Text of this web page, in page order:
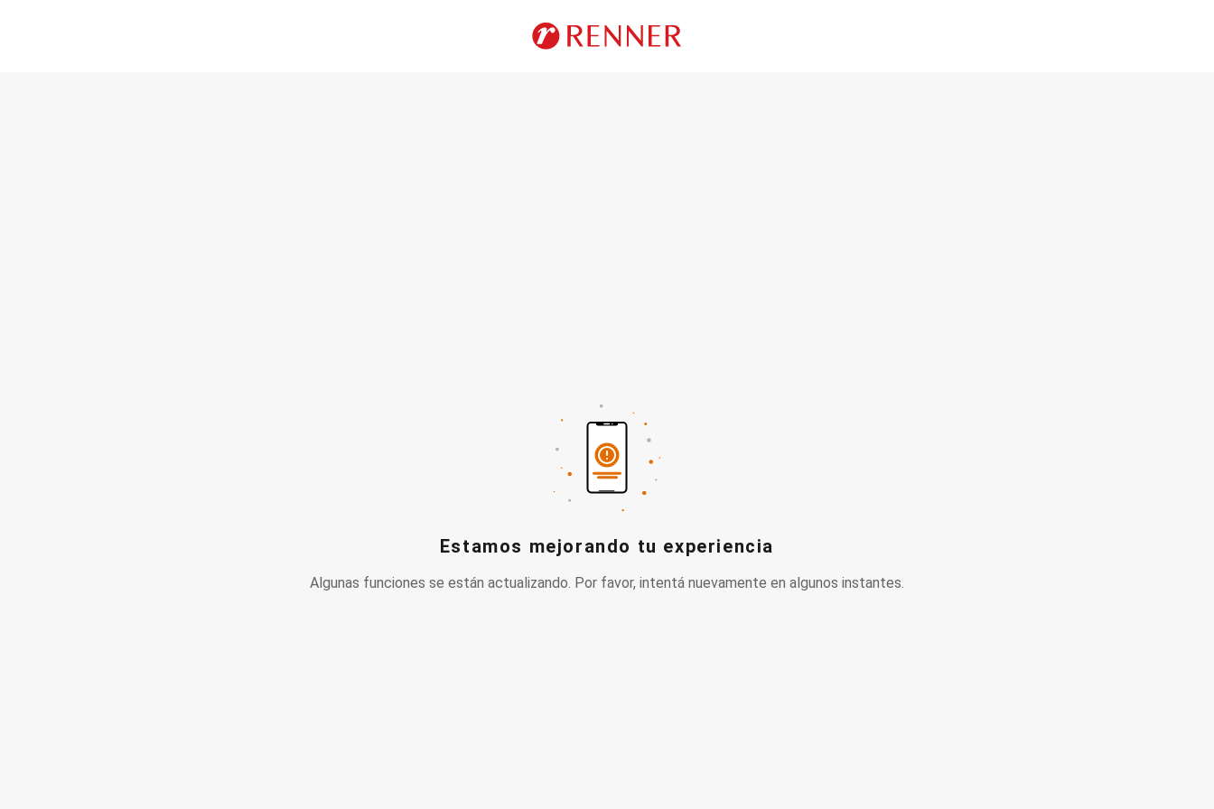
Estamos mejorando tu experiencia
Algunas funciones se están actualizando. Por favor, intentá nuevamente en algunos instantes.